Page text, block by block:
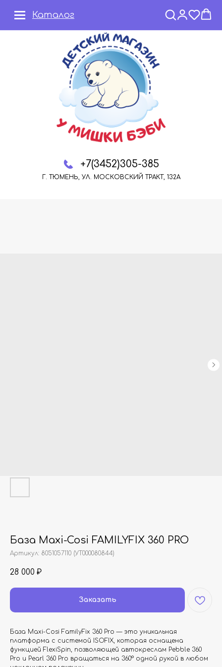
+7(3452)305-385
Г. ТЮМЕНЬ, УЛ. МОСКОВСКИЙ ТРАКТ, 132А
Каталог
База Maxi-Cosi FAMILYFIX 360 PRO
Артикул: 8051057110 (УТ000080844)
28 000 ₽
Заказать
База Maxi-Cosi FamilyFix 360 Pro — это уникальная
платформа с системой ISOFIX, которая оснащена
функцией FlexiSpin, позволяющей автокреслам Pebble 360
Pro и Pearl 360 Pro вращаться на 360° одной рукой в любом